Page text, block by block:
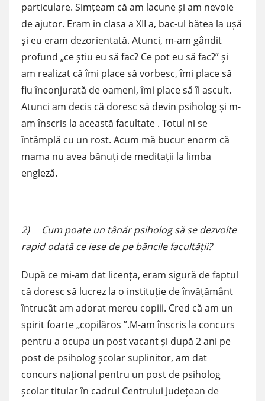
particulare. Simțeam că am lacune și am nevoie
de ajutor. Eram în clasa a XII a, bac-ul bătea la ușă
și eu eram dezorientată. Atunci, m-am gândit
profund „ce știu eu să fac? Ce pot eu să fac?” și
am realizat că îmi place să vorbesc, îmi place să
fiu înconjurată de oameni, îmi place să îi ascult.
Atunci am decis că doresc să devin psiholog și m-
am înscris la această facultate . Totul ni se
întâmplă cu un rost. Acum mă bucur enorm că
mama nu avea bănuți de meditații la limba
engleză.
2) Cum poate un tânăr psiholog să se dezvolte
rapid odată ce iese de pe băncile facultății?
După ce mi-am dat licența, eram sigură de faptul
că doresc să lucrez la o instituție de învățământ
întrucât am adorat mereu copiii. Cred că am un
spirit foarte „copilăros ”.M-am înscris la concurs
pentru a ocupa un post vacant și după 2 ani pe
post de psiholog școlar suplinitor, am dat
concurs național pentru un post de psiholog
școlar titular în cadrul Centrului Județean de